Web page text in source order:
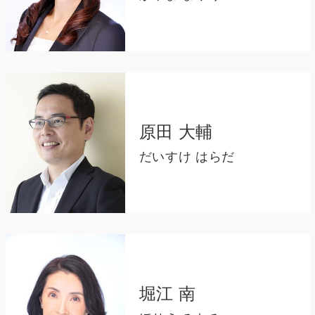
原田 大輔
だいすけ はらだ
堀江 南